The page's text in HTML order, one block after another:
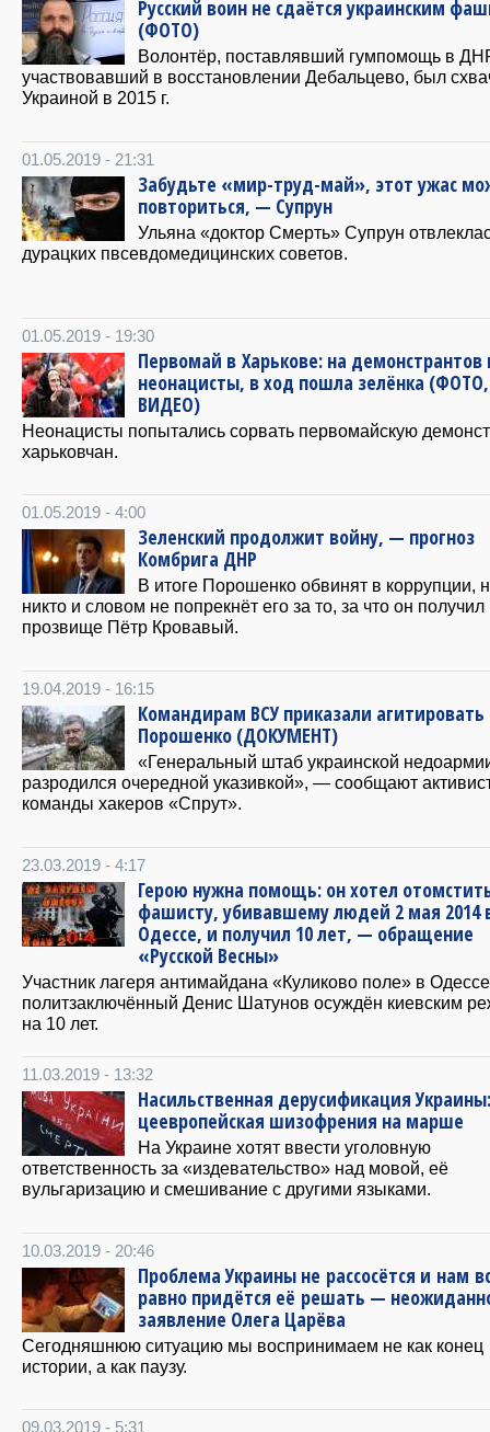
Русский воин не сдаётся украинским
(ФОТО)
Волонтёр, поставлявший гумпомощь в
участвовавший в восстановлении Дебальцево, был
Украиной в 2015 г.
01.05.2019 - 21:31
Забудьте «мир-труд-май», этот ужас
повториться, — Супрун
Ульяна «доктор Смерть» Супрун
дурацких пвсевдомедицинских советов.
01.05.2019 - 19:30
Первомай в Харькове: на демонстрантов
неонацисты, в ход пошла зелёнка (ФОТО,
ВИДЕО)
Неонацисты попытались сорвать первомайскую
харьковчан.
01.05.2019 - 4:00
Зеленский продолжит войну, — прогноз
Комбрига ДНР
В итоге Порошенко обвинят в коррупции,
никто и словом не попрекнёт его за то, за что он получил
прозвище Пётр Кровавый.
19.04.2019 - 16:15
Командирам ВСУ приказали агитировать
Порошенко (ДОКУМЕНТ)
«Генеральный штаб украинской
разродился очередной указивкой», — сообщают
команды хакеров «Спрут».
23.03.2019 - 4:17
Герою нужна помощь: он хотел
фашисту, убивавшему людей 2 мая 2014
Одессе, и получил 10 лет, — обращение
«Русской Весны»
Участник лагеря антимайдана «Куликово поле» в
политзаключённый Денис Шатунов осуждён киевским
на 10 лет.
11.03.2019 - 13:32
Насильственная дерусификация Украины:
цеевропейская шизофрения на марше
На Украине хотят ввести уголовную
ответственность за «издевательство» над мовой, её
вульгаризацию и смешивание с другими языками.
10.03.2019 - 20:46
Проблема Украины не рассосётся и нам
равно придётся её решать —
заявление Олега Царёва
Сегодняшнюю ситуацию мы воспринимаем не как конец
истории, а как паузу.
09.03.2019 - 5:31